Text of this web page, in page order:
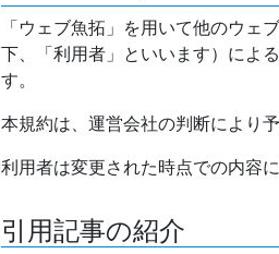
「ウェブ魚拓」を用いて他のウェ
下、「利用者」といいます）によ
す。
本規約は、運営会社の判断により
利用者は変更された時点での内容
引用記事の紹介